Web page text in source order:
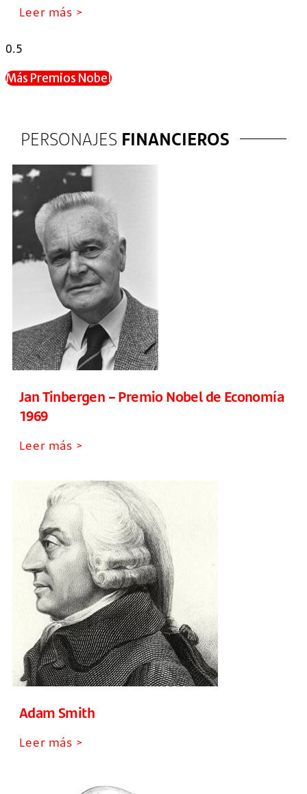
Leer más >
Más Premios Nobel
PERSONAJES FINANCIEROS
Jan Tinbergen – Premio Nobel de Economía
1969
Leer más >
Adam Smith
Leer más >